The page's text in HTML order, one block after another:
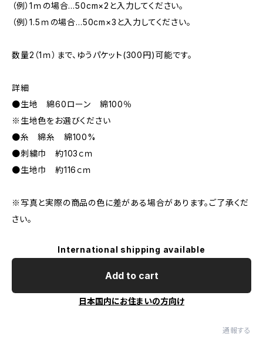
（例）1ｍの場合…50cm×2と入力してください。
（例）1.5ｍの場合…50cm×3と入力してください。
数量2（1ｍ）まで、ゆうパケット(300円)可能です。
詳細
●生地 綿60ローン 綿100％
※生地色をお選びください
●糸 綿糸 綿100%
●刺繍巾 約103ｃｍ
●生地巾 約116ｃｍ
※写真と実際の商品の色に差がある場合があります。ご了承くだ
さい。
International shipping available
Add to cart
日本国内にお住まいの方向け
通報する